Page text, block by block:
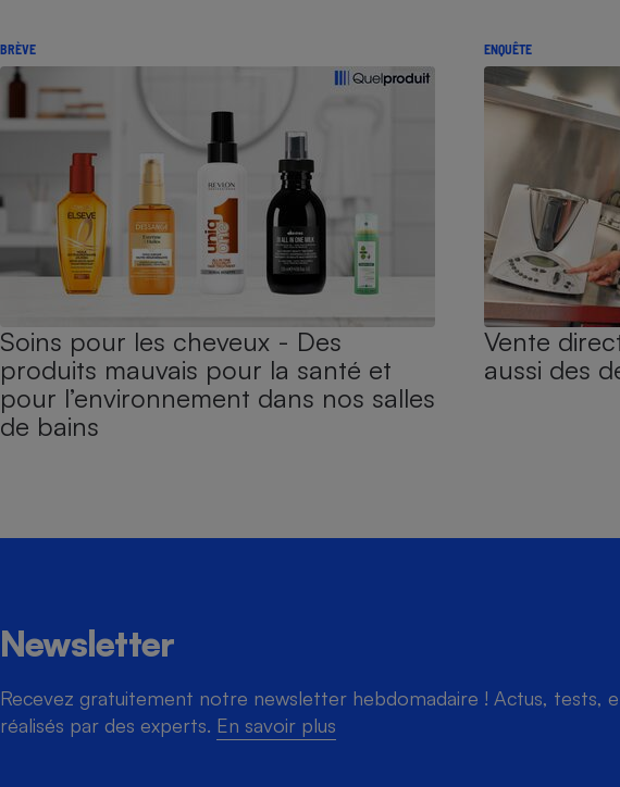
BRÈVE
Soins pour les cheveux - Des
produits mauvais pour la santé et
pour l’environnement dans nos salles
de bains
ENQUÊTE
Vente
aussi des
Newsletter
Recevez gratuitement notre newsletter hebdomadaire ! Actus, tests,
réalisés par des experts. En savoir plus